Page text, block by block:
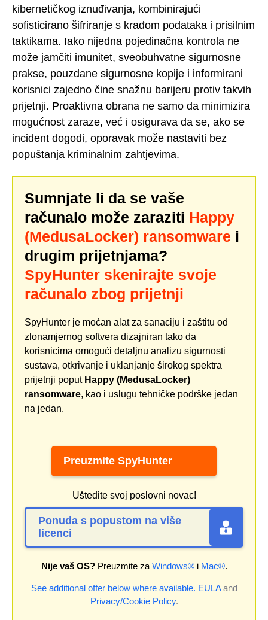
kibernetičkog iznuđivanja, kombinirajući
sofisticirano šifriranje s krađom podataka i prisilnim
taktikama. Iako nijedna pojedinačna kontrola ne
može jamčiti imunitet, sveobuhvatne sigurnosne
prakse, pouzdane sigurnosne kopije i informirani
korisnici zajedno čine snažnu barijeru protiv takvih
prijetnji. Proaktivna obrana ne samo da minimizira
mogućnost zaraze, već i osigurava da se, ako se
incident dogodi, oporavak može nastaviti bez
popuštanja kriminalnim zahtjevima.
Sumnjate li da se vaše
računalo može zaraziti Happy
(MedusaLocker) ransomware i
drugim prijetnjama?
SpyHunter skenirajte svoje
računalo zbog prijetnji
SpyHunter je moćan alat za sanaciju i zaštitu od
zlonamjernog softvera dizajniran tako da
korisnicima omogući detaljnu analizu sigurnosti
sustava, otkrivanje i uklanjanje širokog spektra
prijetnji poput Happy (MedusaLocker)
ransomware, kao i uslugu tehničke podrške jedan
na jedan.
Preuzmite SpyHunter
Uštedite svoj poslovni novac!
Ponuda s popustom na više
licenci
Nije vaš OS?Preuzmite za Windows®i Mac®.
See additional offer below where available. EULAand
Privacy/Cookie Policy.